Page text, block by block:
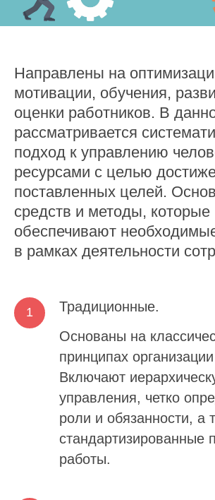
Направлены на
мотивации, обучения,
оценки работников. В
рассматривается
подход к управлению
ресурсами с целью
поставленных целей.
средств и методы, которые
обеспечивают
в рамках деятельности
Традиционные.
Основаны на
принципах
Включают
управления, четко
роли и обязанности, а
стандартизированные
работы.